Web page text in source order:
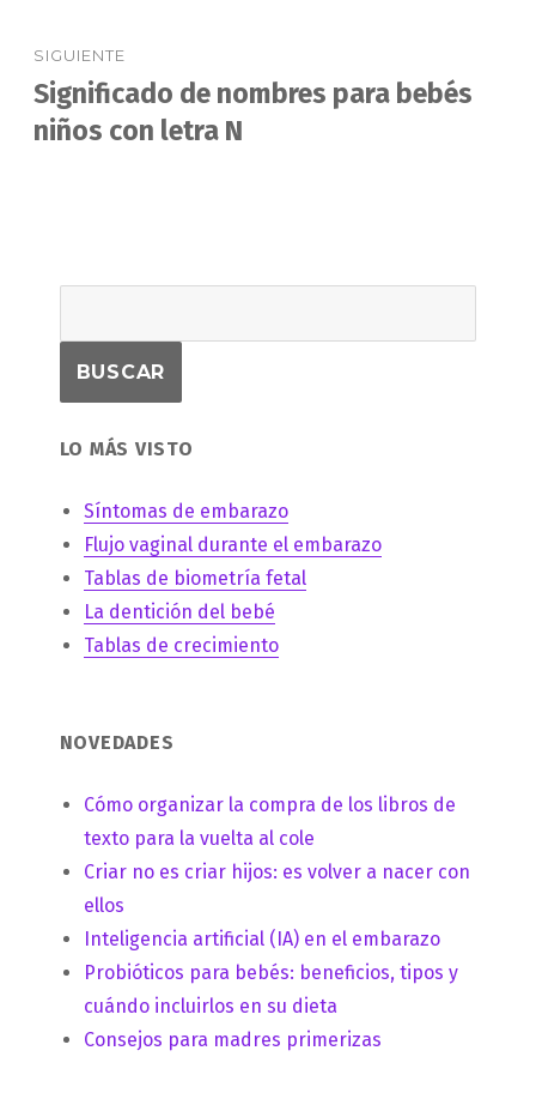
SIGUIENTE
Entrada
siguiente:
Significado de nombres para bebés
niños con letra N
LO MÁS VISTO
Síntomas de embarazo
Flujo vaginal durante el embarazo
Tablas de biometría fetal
La dentición del bebé
Tablas de crecimiento
NOVEDADES
Cómo organizar la compra de los libros de
texto para la vuelta al cole
Criar no es criar hijos: es volver a nacer con
ellos
Inteligencia artificial (IA) en el embarazo
Probióticos para bebés: beneficios, tipos y
cuándo incluirlos en su dieta
Consejos para madres primerizas